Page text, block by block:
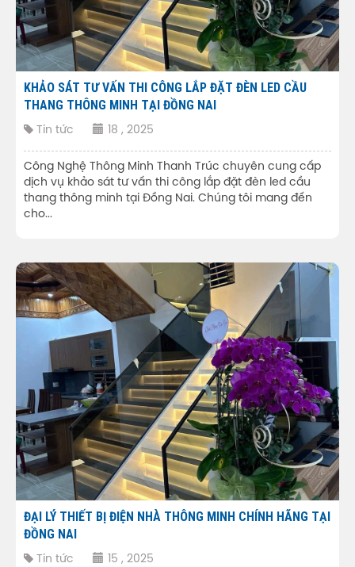
KHẢO SÁT TƯ VẤN THI CÔNG LẮP ĐẶT ĐÈN LED CẦU
THANG THÔNG MINH TẠI ĐỒNG NAI
Tin tức 18 , 2025
Công Nghệ Thông Minh Thanh Trúc chuyên cung cấp
dịch vụ khảo sát tư vấn thi công lắp đặt đèn led cầu
thang thông minh tại Đồng Nai. Chúng tôi mang đến
cho...
ĐẠI LÝ THIẾT BỊ ĐIỆN NHÀ THÔNG MINH CHÍNH HÃNG TẠI
ĐỒNG NAI
Tin tức 15 , 2025